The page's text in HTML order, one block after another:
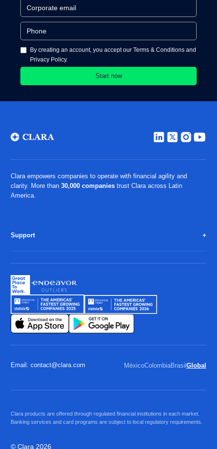
By creating an account, you accept our Terms & Conditions and
Privacy Policy.
Clara empowers companies to operate with financial agility and
clarity. More than30,000 companiestrust Clara across Latin
America.
Support
Email: contact@clara.com MéxicoColombiaBrasil Global
Clara products are offered through regulated financial institutions in each market.
Banking services and card programs are subject to local regulatory requirements.
© Clara 2026